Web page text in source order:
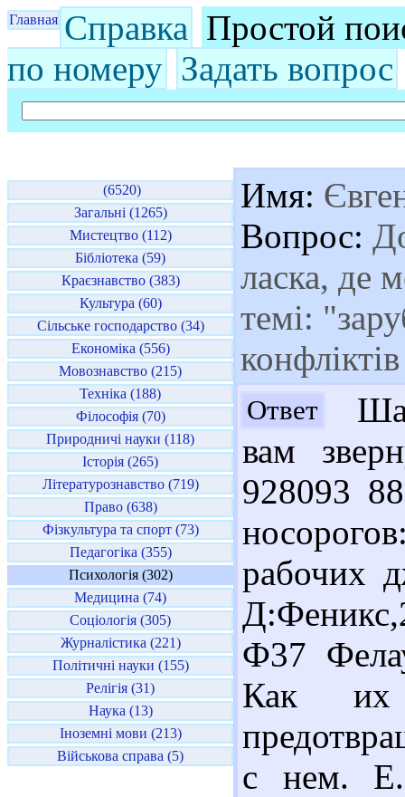
Главная Справка Простой
по номеру Задать вопрос
(6520)
Загальні (1265)
Мистецтво (112)
Бібліотека (59)
Краєзнавство (383)
Культура (60)
Сільське господарство (34)
Економіка (556)
Мовознавство (215)
Техніка (188)
Філософія (70)
Природничі науки (118)
Історія (265)
Літературознавство (719)
Право (638)
Фізкультура та спорт (73)
Педагогіка (355)
Психологія (302)
Медицина (74)
Соціологія (305)
Журналістика (221)
Політичні науки (155)
Релігія (31)
Наука (13)
Іноземні мови (213)
Військова справа (5)
Имя:
Вопрос:
ласка, де
темі:
Ответ
вам
928093
рабочих
Ф37
Как их
с нем.